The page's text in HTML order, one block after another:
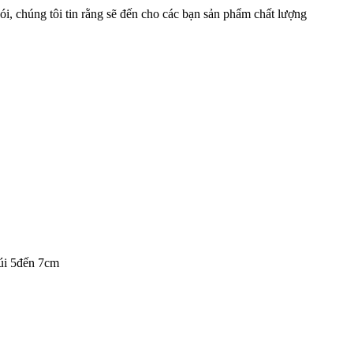
chúng tôi tin rằng sẽ đến cho các bạn sản phẩm chất lượng
5đến 7cm